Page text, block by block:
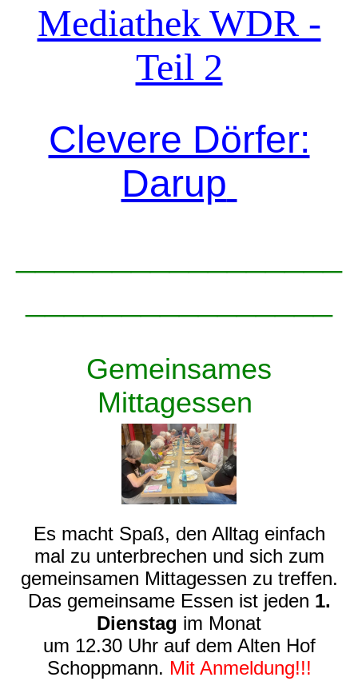
Mediathek WDR -
Teil 2
Clevere Dörfer:
Darup
Gemeinsames
Mittagessen
Es macht Spaß, den Alltag einfach
mal zu unterbrechen und sich zum
gemeinsamen Mittagessen zu treffen.
Das gemeinsame Essen ist jeden 1.
Dienstag im Monat
um 12.30 Uhr auf dem Alten Hof
Schoppmann. Mit Anmeldung!!!